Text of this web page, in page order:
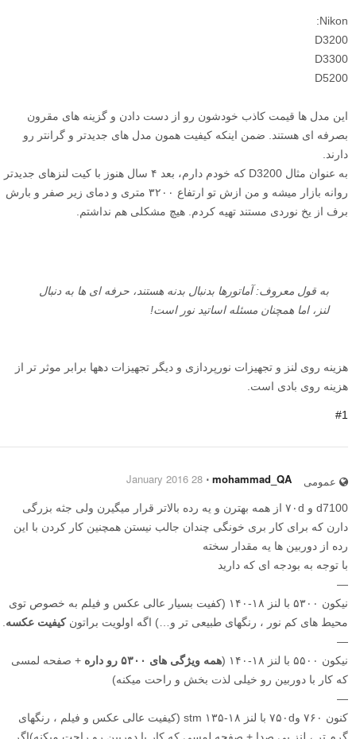
Nikon:
D3200
D3300
D5200
این مدل ها قیمت کاذب خودشون رو از دست دادن و گزینه های مقرون
بصرفه ای هستند. ضمن اینکه کیفیت همون مدل های جدیدتر و گرانتر رو
دارند.
به عنوان مثال D3200 که خودم دارم، بعد ۴ سال هنوز با کیت لنزهای جدیدتر
روانه بازار میشه و من ازش تو ارتفاع ۳۲۰۰ متری و دمای زیر صفر و بارش
برف از یخ نوردی مستند تهیه کردم. هیچ مشکلی هم نداشتم.
به قول معروف: آماتورها بدنبال بدنه هستند، حرفه ای ها به دنبال
لنز، اما همچنان مسئله اساتید نور است!
هزینه روی لنز و تجهیزات نورپردازی و دیگر تجهیزات دهها برابر موثر تر از
هزینه روی بادی است.
#1
عمومی mohammad_QA
⋅
28 January 2016
d7100 و ۷۰d از همه بهترن و یه رده بالاتر قرار میگیرن ولی جثه بزرگی
دارن که برای کار بری خونگی چندان جالب نیستن همچنین کار کردن با این
رده از دوربین ها یه مقدار سخته
با توجه به بودجه ای که دارید
—
نیکون ۵۳۰۰ با لنز ۱۸-۱۴۰ (کفیت بسیار عالی عکس و فیلم به خصوص توی
محیط های کم نور ، رنگهای طبیعی تر و…) اگه اولویت براتونکیفیت عکسه
—
نیکون ۵۵۰۰ با لنز ۱۸-۱۴۰ (
همه ویژگی های ۵۳۰۰ رو داره
+ صفحه لمسی
که کار با دوربین رو خیلی لذت بخش و راحت میکنه)
—
کنون ۷۶۰ و۷۵۰d با لنز ۱۸-۱۳۵ stm (کیفیت عالی عکس و فیلم ، رنگهای